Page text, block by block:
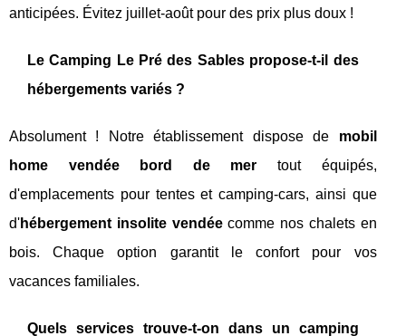
anticipées. Évitez juillet-août pour des prix plus doux !
Le Camping Le Pré des Sables propose-t-il des
hébergements variés ?
Absolument ! Notre établissement dispose de mobil
home vendée bord de mer tout équipés,
d'emplacements pour tentes et camping-cars, ainsi que
d'hébergement insolite vendéecomme nos chalets en
bois. Chaque option garantit le confort pour vos
vacances familiales.
Quels services trouve-t-on dans un camping